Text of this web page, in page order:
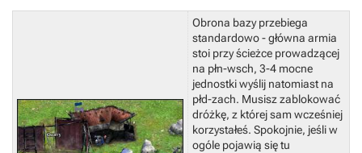
Obrona bazy przebiega
standardowo - główna armia
stoi przy ścieżce prowadzącej
na płn-wsch, 3-4 mocne
jednostki wyślij natomiast na
płd-zach. Musisz zablokować
dróżkę, z której sam wcześniej
korzystałeś. Spokojnie, jeśli w
ogóle pojawią się tu